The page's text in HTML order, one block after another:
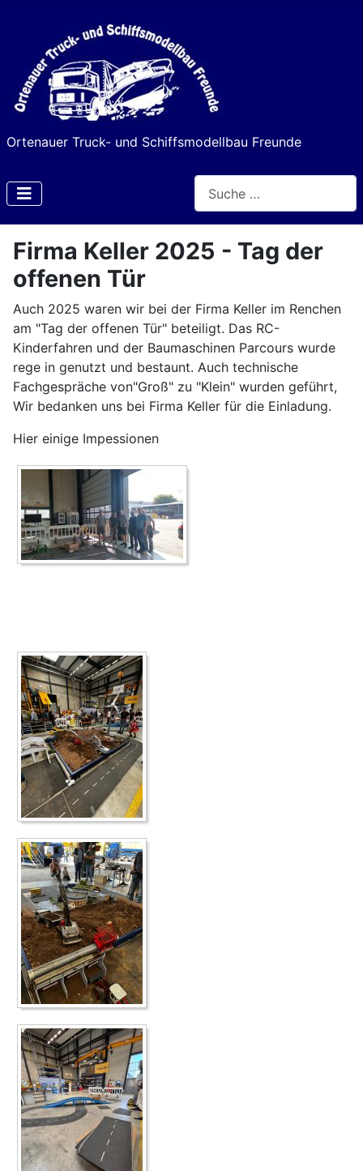
Ortenauer Truck- und Schiffsmodellbau Freunde
Type 2 or more characters
Firma Keller 2025 - Tag der
offenen Tür
Auch 2025 waren wir bei der Firma Keller im Renchen
am "Tag der offenen Tür" beteiligt. Das RC-
Kinderfahren und der Baumaschinen Parcours wurde
rege in genutzt und bestaunt. Auch technische
Fachgespräche von"Groß" zu "Klein" wurden geführt,
Wir bedanken uns bei Firma Keller für die Einladung.
Hier einige Impessionen